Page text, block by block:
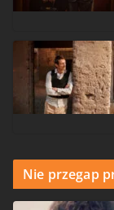
Nie przegap